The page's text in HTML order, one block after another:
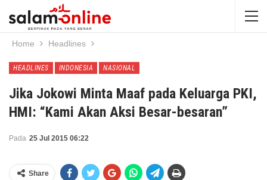
Home Headlines
HEADLINES INDONESIA NASIONAL
Jika Jokowi Minta Maaf pada Keluarga PKI,
HMI: “Kami Akan Aksi Besar-besaran”
Pada 25 Jul 2015 06:22
Share